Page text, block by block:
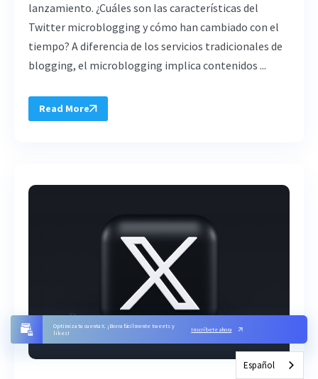
Optimiza tu cuenta X. ¡Borra fácilmente tweets y
likes!
Inscríbete ahora
lanzamiento. ¿Cuáles son las características del
Twitter microblogging y cómo han cambiado con el
tiempo? A diferencia de los servicios tradicionales de
blogging, el microblogging implica contenidos ...
Read More
Español